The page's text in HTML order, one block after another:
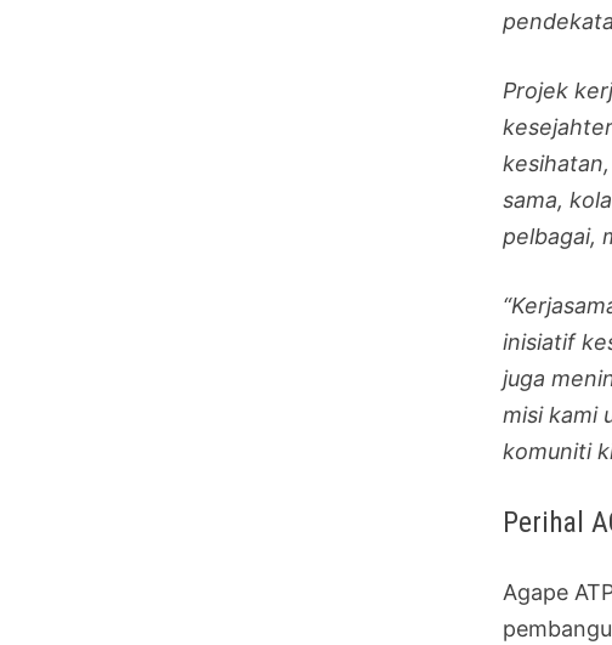
Projek
sama,
pelbagai,
inisiatif
juga
misi kami
komuniti
Perihal
Agape